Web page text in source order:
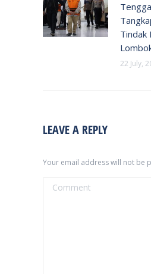
Tindak
22 July,
LEAVE A REPLY
Your email address will not be
Comment